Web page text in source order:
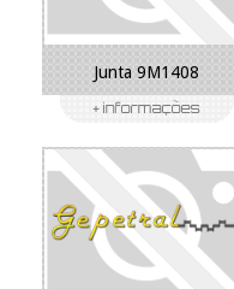
Junta 9M1408